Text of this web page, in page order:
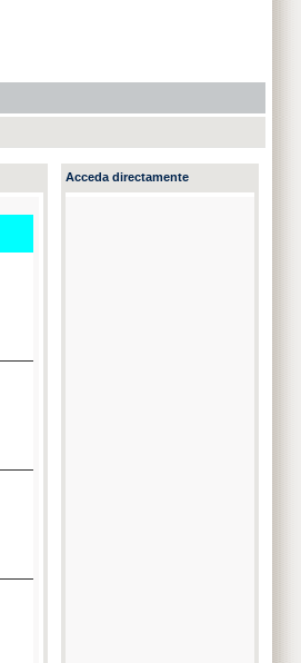
Acceda directamente